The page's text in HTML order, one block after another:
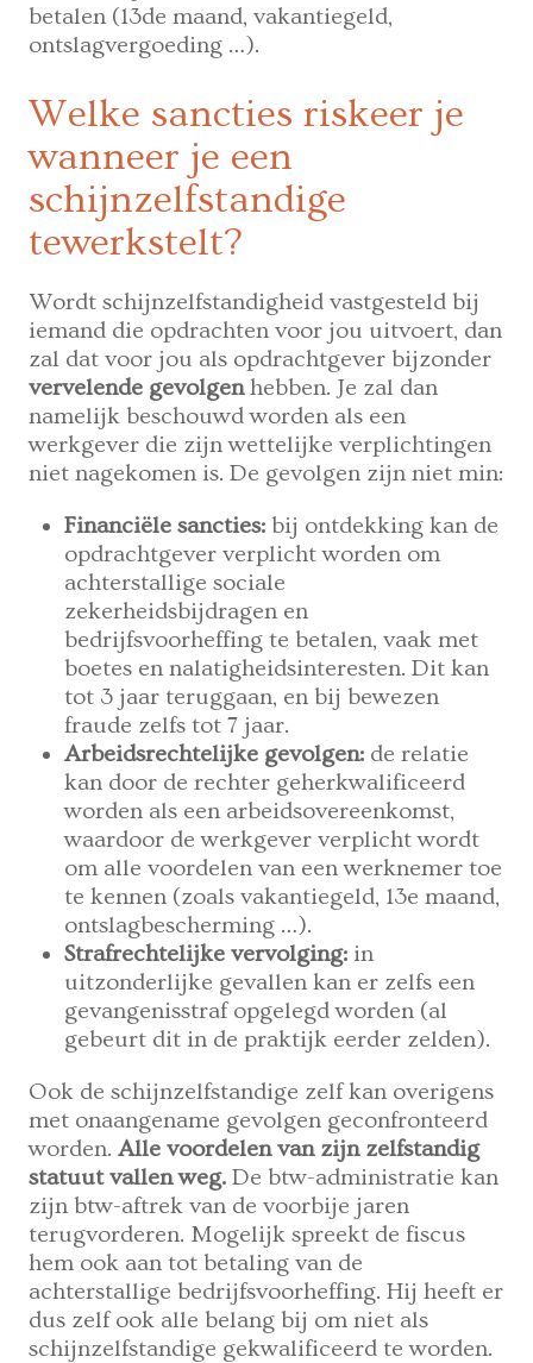
betalen (13de maand, vakantiegeld,
ontslagvergoeding …).
Welke sancties riskeer je
wanneer je een
schijnzelfstandige
tewerkstelt?
Wordt schijnzelfstandigheid vastgesteld bij
iemand die opdrachten voor jou uitvoert, dan
zal dat voor jou als opdrachtgever bijzonder
vervelende gevolgenhebben. Je zal dan
namelijk beschouwd worden als een
werkgever die zijn wettelijke verplichtingen
niet nagekomen is. De gevolgen zijn niet min:
Financiële sancties: bij ontdekking kan de
opdrachtgever verplicht worden om
achterstallige sociale
zekerheidsbijdragen en
bedrijfsvoorheffing te betalen, vaak met
boetes en nalatigheidsinteresten. Dit kan
tot 3 jaar teruggaan, en bij bewezen
fraude zelfs tot 7 jaar.
Arbeidsrechtelijke gevolgen: de relatie
kan door de rechter geherkwalificeerd
worden als een arbeidsovereenkomst,
waardoor de werkgever verplicht wordt
om alle voordelen van een werknemer toe
te kennen (zoals vakantiegeld, 13e maand,
ontslagbescherming …).
Strafrechtelijke vervolging: in
uitzonderlijke gevallen kan er zelfs een
gevangenisstraf opgelegd worden (al
gebeurt dit in de praktijk eerder zelden).
Ook de schijnzelfstandige zelf kan overigens
met onaangename gevolgen geconfronteerd
worden.Alle voordelen van zijn zelfstandig
statuut vallen weg. De btw-administratie kan
zijn btw-aftrek van de voorbije jaren
terugvorderen. Mogelijk spreekt de fiscus
hem ook aan tot betaling van de
achterstallige bedrijfsvoorheffing. Hij heeft er
dus zelf ook alle belang bij om niet als
schijnzelfstandige gekwalificeerd te worden.